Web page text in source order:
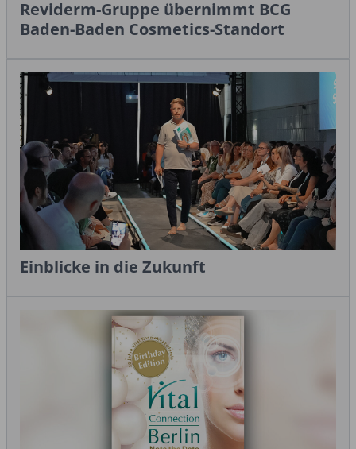
Reviderm-Gruppe übernimmt BCG
Baden-Baden Cosmetics-Standort
Einblicke in die Zukunft